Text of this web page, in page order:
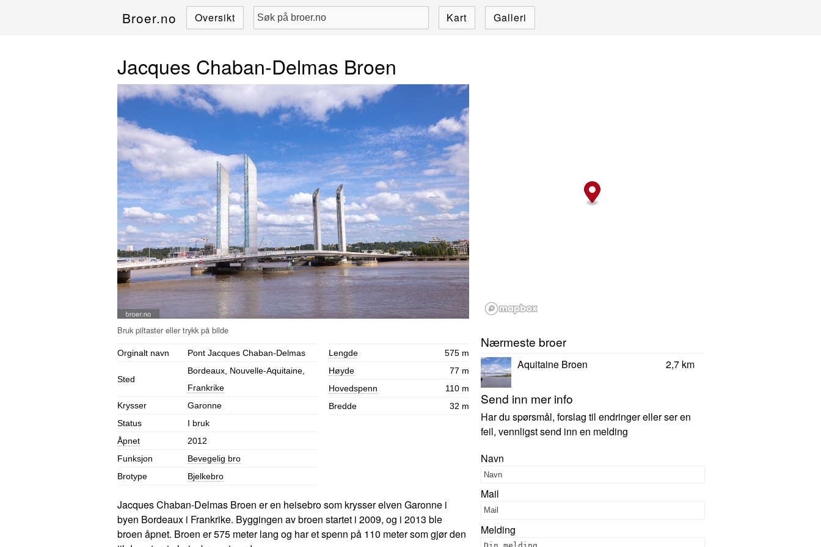
Broer.no Oversikt Kart Galleri
Jacques Chaban-Delmas Broen
Orginalt navn Pont Jacques Chaban-Delmas
Sted
Bordeaux, Nouvelle-Aquitaine,
Frankrike
Krysser
Garonne
Status
I bruk
Åpnet
2012
Funksjon
Bevegelig bro
Brotype
Bjelkebro
Lengde
575 m
Høyde
77 m
Hovedspenn
110 m
Bredde
32 m
Jacques Chaban-Delmas Broen er en heisebro som krysser elven Garonne i
byen Bordeaux i Frankrike. Byggingen av broen startet i 2009, og i 2013 ble
broen åpnet. Broen er 575 meter lang og har et spenn på 110 meter som gjør den
Nærmeste broer
Aquitaine Broen 2,7 km
Send inn mer info
Har du spørsmål, forslag til endringer eller ser en
feil, vennligst send inn en melding
Navn
Mail
Melding